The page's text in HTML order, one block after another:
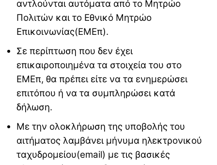
αντλούνται αυτόματα από το Μητρώο
Πολιτών και το Εθνικό Μητρώο
Επικοινωνίας(ΕΜΕπ).
Σε περίπτωση που δεν έχει
επικαιροποιημένα τα στοιχεία του στο
ΕΜΕπ, θα πρέπει είτε να τα ενημερώσει
επιτόπου ή να τα συμπληρώσει κατά
δήλωση.
Με την ολοκλήρωση της υποβολής του
αιτήματος λαμβάνει μήνυμα ηλεκτρονικού
ταχυδρομείου(email) με τις βασικές